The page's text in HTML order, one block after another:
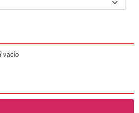
vacío